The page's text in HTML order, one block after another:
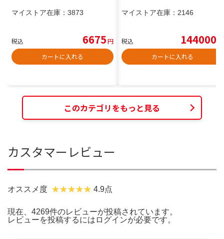
マイストア在庫： 3873
税込 6675円
カートに入れる
マイストア在庫： 2146
税込 144000
カートに入れる
このカテゴリをもっと見る
カスタマーレビュー
オススメ度 4.9点
現在、4269件のレビューが投稿されています。
レビューを投稿するには ログインが必要です。